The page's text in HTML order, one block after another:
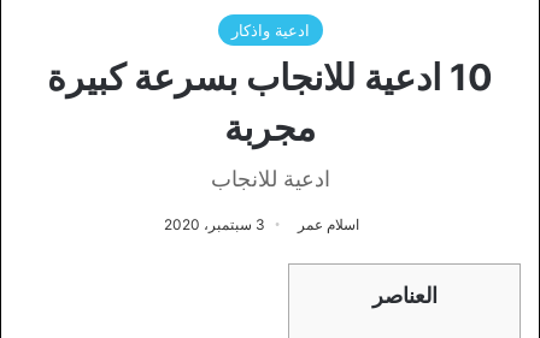
ادعية واذكار
10 ادعية للانجاب بسرعة كبيرة
مجربة
ادعية للانجاب
اسلام عمر 3 سبتمبر، 2020
العناصر